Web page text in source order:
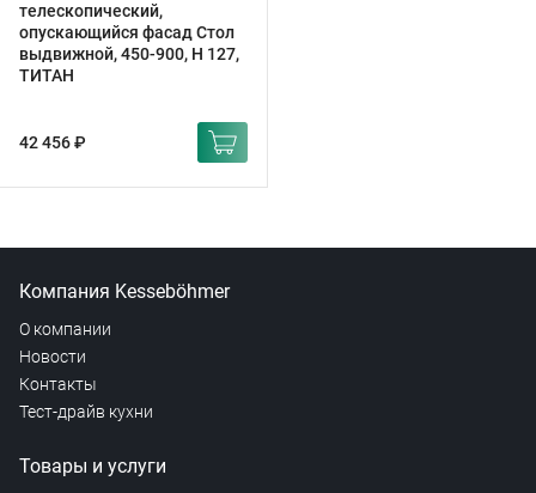
телескопический,
опускающийся фасад Стол
выдвижной, 450-900, H 127,
ТИТАН
42 456 ₽
Компания Kesseböhmer
О компании
Новости
Контакты
Тест-драйв кухни
Товары и услуги